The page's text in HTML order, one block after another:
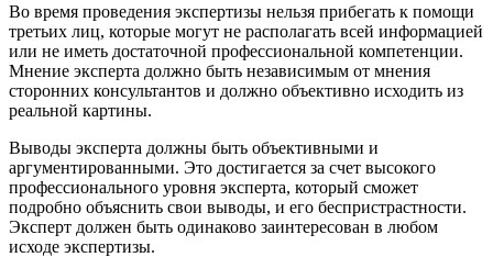
Во время проведения экспертизы нельзя прибегать к помощи
третьих лиц, которые могут не располагать всей информацией
или не иметь достаточной профессиональной компетенции.
Мнение эксперта должно быть независимым от мнения
сторонних консультантов и должно объективно исходить из
реальной картины.
Выводы эксперта должны быть объективными и
аргументированными. Это достигается за счет высокого
профессионального уровня эксперта, который сможет
подробно объяснить свои выводы, и его беспристрастности.
Эксперт должен быть одинаково заинтересован в любом
исходе экспертизы.